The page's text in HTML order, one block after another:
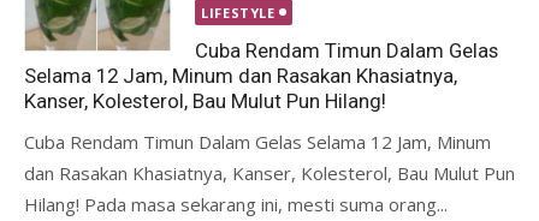
on
LIFESTYLE
Cuba Rendam Timun Dalam Gelas
Selama 12 Jam, Minum dan Rasakan Khasiatnya,
Kanser, Kolesterol, Bau Mulut Pun Hilang!
Cuba Rendam Timun Dalam Gelas Selama 12 Jam, Minum
dan Rasakan Khasiatnya, Kanser, Kolesterol, Bau Mulut Pun
Hilang! Pada masa sekarang ini, mesti suma orang...